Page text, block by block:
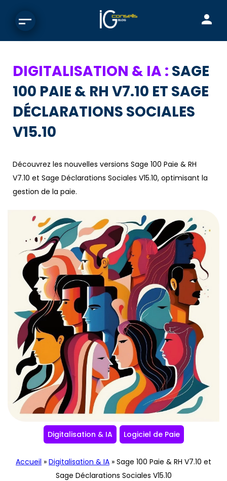
DIGITALISATION & IA : SAGE
100 PAIE & RH V7.10 ET SAGE
DÉCLARATIONS SOCIALES
V15.10
Découvrez les nouvelles versions Sage 100 Paie & RH
V7.10 et Sage Déclarations Sociales V15.10, optimisant la
gestion de la paie.
Digitalisation & IA Logiciel de Paie
Accueil » Digitalisation & IA » Sage 100 Paie & RH V7.10 et
Sage Déclarations Sociales V15.10